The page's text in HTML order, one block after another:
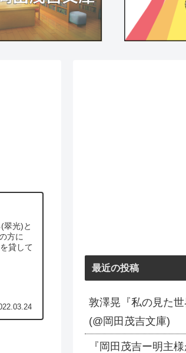
翠光)と
方に
貸して
最近の投稿
敦澤晃『私の見た世
(@岡田茂吉文庫)
『岡田茂吉ー明主